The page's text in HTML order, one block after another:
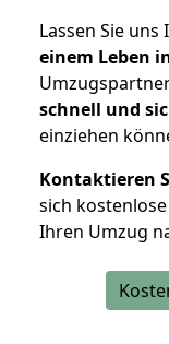
Lassen Sie
einem Leben
schnell und
einziehen
Kontaktieren
sich
Ihren Umzug